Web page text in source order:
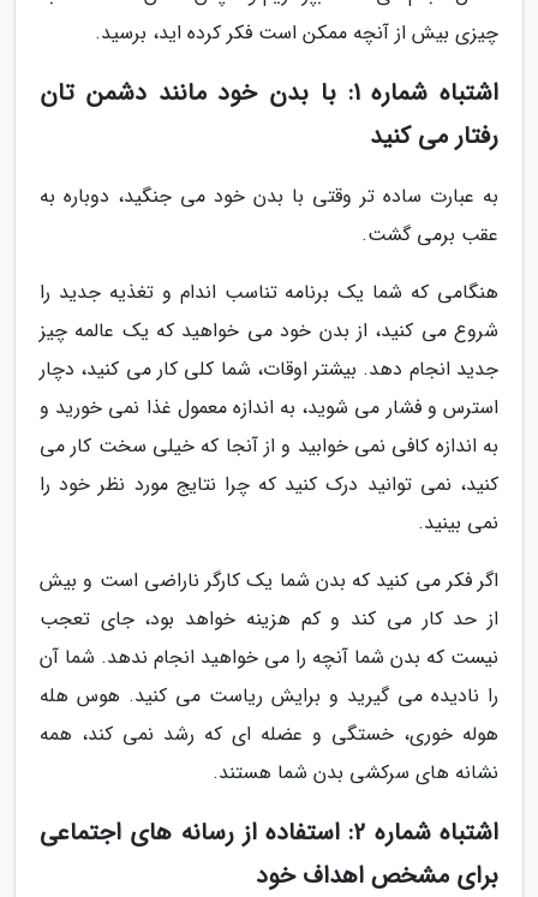
چیزی بیش از آنچه ممکن است فکر کرده اید، برسید.
اشتباه شماره 1: با بدن خود مانند دشمن تان
رفتار می کنید
به عبارت ساده تر وقتی با بدن خود می جنگید، دوباره به
عقب برمی گشت.
هنگامی که شما یک برنامه تناسب اندام و تغذیه جدید را
شروع می کنید، از بدن خود می خواهید که یک عالمه چیز
جدید انجام دهد. بیشتر اوقات، شما کلی کار می کنید، دچار
استرس و فشار می شوید، به اندازه معمول غذا نمی خورید و
به اندازه کافی نمی خوابید و از آنجا که خیلی سخت کار می
کنید، نمی توانید درک کنید که چرا نتایج مورد نظر خود را
نمی بینید.
اگر فکر می کنید که بدن شما یک کارگر ناراضی است و بیش
از حد کار می کند و کم هزینه خواهد بود، جای تعجب
نیست که بدن شما آنچه را می خواهید انجام ندهد. شما آن
را نادیده می گیرید و برایش ریاست می کنید. هوس هله
هوله خوری، خستگی و عضله ای که رشد نمی کند، همه
نشانه های سرکشی بدن شما هستند.
اشتباه شماره 2: استفاده از رسانه های اجتماعی
برای مشخص اهداف خود